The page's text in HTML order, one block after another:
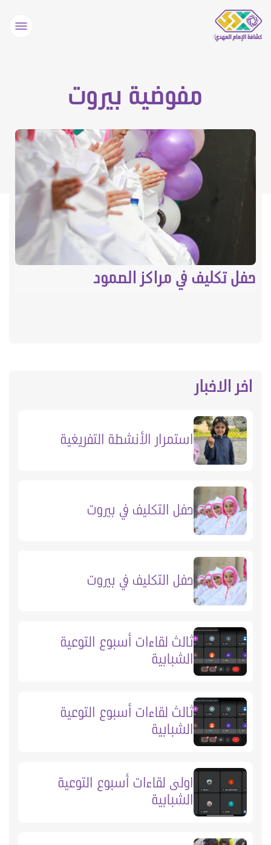
مفوضية بيروت
حفل تكليف في مراكز الصمود
اخر الاخبار
استمرار الأنشطة التفريغية
حفل التكليف في بيروت
حفل التكليف في بيروت
ثالث لقاءات أسبوع التوعية
الشبابية
ثالث لقاءات أسبوع التوعية
الشبابية
اولى لقاءات أسبوع التوعية
الشبابية